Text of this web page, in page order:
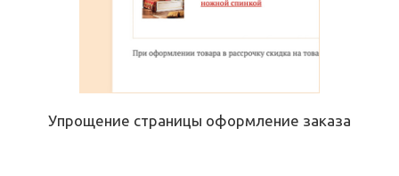
Упрощение страницы оформление заказа